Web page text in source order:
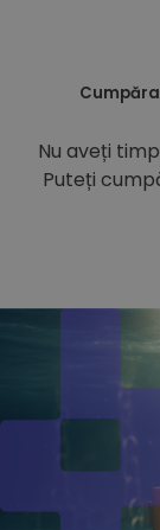
Nu aveți
Puteți